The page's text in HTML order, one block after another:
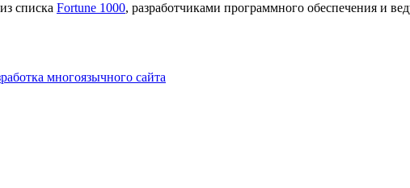
списка Fortune 1000, разработчиками программного обеспечения и
многоязычного сайта